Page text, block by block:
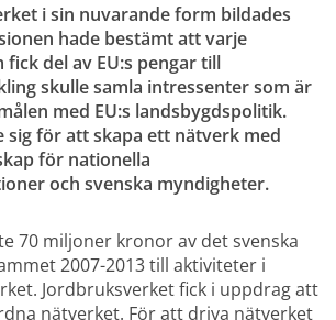
i sin nuvarande form bildades
hade bestämt att varje
del av EU:s pengar till
skulle samla intressenter som är
med EU:s landsbygdspolitik.
sig för att skapa ett nätverk med
för nationella
och svenska myndigheter.
70 miljoner kronor av det svenska
2007-2013 till aktiviteter i
Jordbruksverket fick i uppdrag att
nätverket. För att driva nätverket